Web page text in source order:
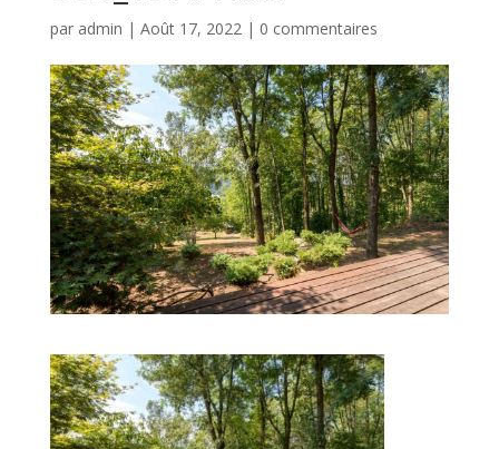
par admin | Août 17, 2022| 0 commentaires